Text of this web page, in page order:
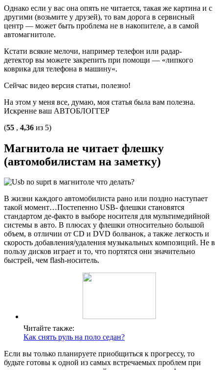
Однако если у вас она опять не читается, такая же картина и с
другими (возьмите у друзей), то вам дорога в сервисный
центр — может быть проблема не в накопителе, а в самой
автомагнитоле.
Кстати всякие мелочи, например телефон или радар-
детектор вы можете закрепить при помощи — «липкого
коврика для телефона в машину«.
Сейчас видео версия статьи, полезно!
На этом у меня все, думаю, моя статья была вам полезна.
Искренне ваш АВТОБЛОГГЕР
(55 , 4,36 из 5)
Магнитола не читает флешку
(автомобилистам на заметку)
В жизни каждого автомобилиста рано или поздно наступает
такой момент…Постепенно USB- флешки становятся
стандартом де-факто в выборе носителя для мультимедийной
системы в авто. В плюсах у флешки относительно большой
объем, в отличии от CD и DVD болванок, а также легкость и
скорость добавления/удаления музыкальных композиций. Не в
пользу дисков играет и то, что портятся они значительно
быстрей, чем flash-носитель.
Читайте также:
Как снять руль на поло седан?
Если вы только планируете приобщиться к прогрессу, то
будьте готовы к одной из самых встречаемых проблем при